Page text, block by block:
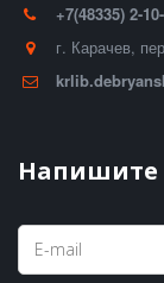
+7(48335) 2-
г. Карачев,
Напишите